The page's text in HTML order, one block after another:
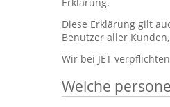
Diese Erklärung gilt
Benutzer aller
Wir bei JET
Welche